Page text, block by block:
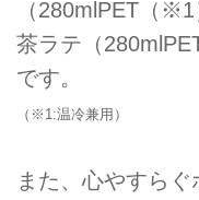
（280mlPET（
茶ラテ（
です。
（※1:温冷兼用）
また、心やすら